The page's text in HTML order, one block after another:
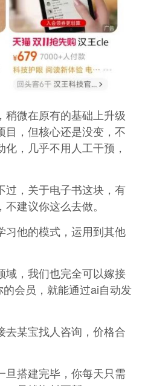
稍微在原有的基础上升级
目，但核心还是没变，不
，几乎不用人工干预，
过，关于电子书这块，有
建议你这么去做。
习他的模式，运用到其他
域，我们也完全可以嫁接
会员，就能通过ai自动发
去某宝找人咨询，价格合
旦搭建完毕，你每天只需